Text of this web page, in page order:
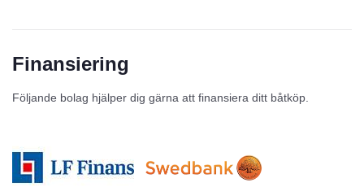
Finansiering
Följande bolag hjälper dig gärna att finansiera ditt båtköp.